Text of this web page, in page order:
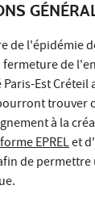
de l'épidémie
fermeture de
Est
trouver
à la
EPRELet
de